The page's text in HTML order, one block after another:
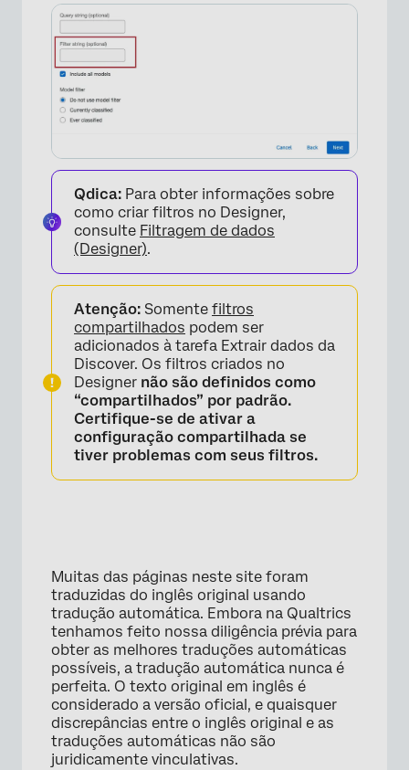
×
×
Qdica: Para obter informações sobre
como criar filtros no Designer,
consulte Filtragem de dados
(Designer).
Atenção: Somente filtros
compartilhados podem ser
adicionados à tarefa Extrair dados da
Discover. Os filtros criados no
Designer não são definidos como
“compartilhados” por padrão.
Certifique-se de ativar a
configuração compartilhada se
tiver problemas com seus filtros.
Muitas das páginas neste site foram
traduzidas do inglês original usando
tradução automática. Embora na Qualtrics
tenhamos feito nossa diligência prévia para
obter as melhores traduções automáticas
possíveis, a tradução automática nunca é
perfeita. O texto original em inglês é
considerado a versão oficial, e quaisquer
discrepâncias entre o inglês original e as
traduções automáticas não são
juridicamente vinculativas.